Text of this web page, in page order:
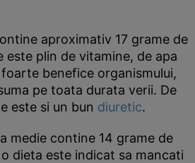
aproximativ 17 grame de
este plin de vitamine, de apa
foarte benefice organismului,
pe toata durata verii. De
este si un bun diuretic.
medie contine 14 grame de
dieta este indicat sa mancati